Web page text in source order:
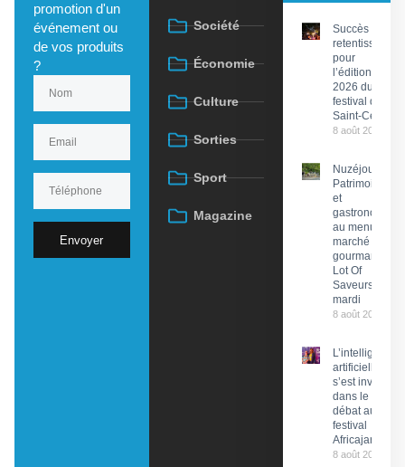
promotion d'un
événement ou
de vos produits
?
Envoyer
Société
Économie
Culture
Sorties
Sport
Magazine
Succès
retentissant
pour
l’édition
2026 du
festival de
Saint-Céré
8 août 2026
Nuzéjouls :
Patrimoine
et
gastronomie
au menu du
marché
gourmand
Lot Of
Saveurs ce
mardi
8 août 2026
L’intelligence
artificielle
s’est invitée
dans le
débat au
festival
Africajarc
8 août 2026